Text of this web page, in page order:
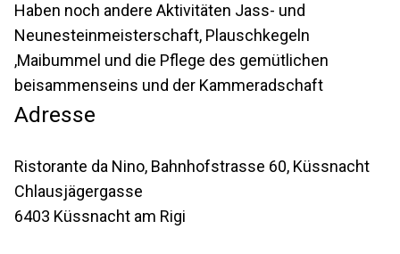
Haben noch andere Aktivitäten Jass- und
Neunesteinmeisterschaft, Plauschkegeln
,Maibummel und die Pflege des gemütlichen
beisammenseins und der Kammeradschaft
Adresse
Ristorante da Nino, Bahnhofstrasse 60, Küssnacht
Chlausjägergasse
6403 Küssnacht am Rigi